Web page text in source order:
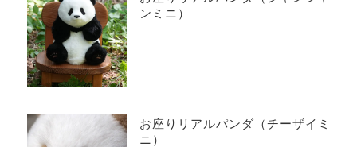
ンミニ）
お座りリアルパンダ（チーザイミ
ニ）